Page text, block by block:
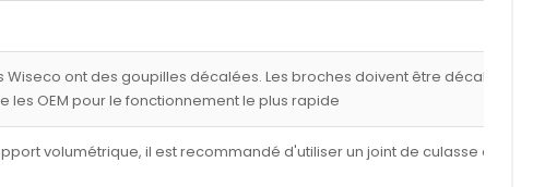
Wiseco ont des goupilles décalées. Les broches doivent être décalées de
les OEM pour le fonctionnement le plus rapide
volumétrique, il est recommandé d'utiliser un joint de culasse de 1,00